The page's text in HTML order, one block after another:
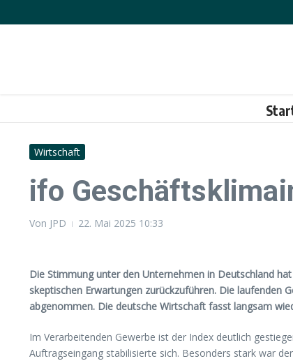
Wirtschaft
ifo
Von JPD 22. Mai 2025 10:33
Die Stimmung unter den Unternehmen in Deutschland
skeptischen Erwartungen zurückzuführen. Die laufenden
abgenommen. Die deutsche Wirtschaft fasst langsam
Im Verarbeitenden Gewerbe ist der Index deutlich
Auftragseingang stabilisierte sich. Besonders stark war